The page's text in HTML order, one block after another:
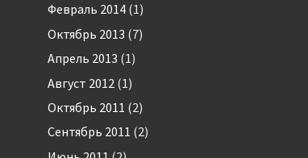
Февраль 2014 (1)
Октябрь 2013 (7)
Апрель 2013 (1)
Август 2012 (1)
Октябрь 2011 (2)
Сентябрь 2011 (2)